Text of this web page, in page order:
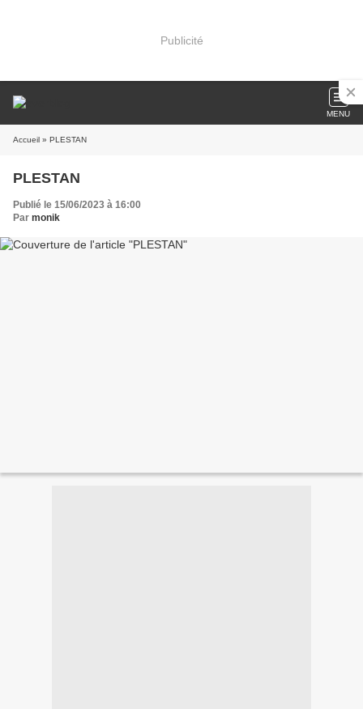
Publicité
MENU
Accueil » PLESTAN
PLESTAN
Publié le 15/06/2023 à 16:00
Par monik